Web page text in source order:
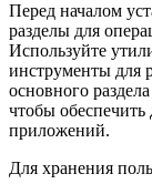
Перед началом
разделы для
Используйте
инструменты для
основного
чтобы обеспечить
приложений.
Для хранения